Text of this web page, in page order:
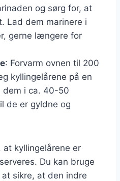
og sørg for, at
Lad dem marinere i
gerne længere for
: Forvarm ovnen til 200
kyllingelårene på en
dem i ca. 40-50
de er gyldne og
kyllingelårene er
Du kan bruge
sikre, at den indre